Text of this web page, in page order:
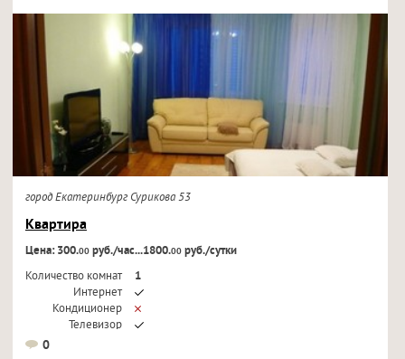
город Екатеринбург Сурикова 53
Квартира
Цена: 300.00руб./час...1800.00руб./сутки
Количество комнат
1
Интернет
Кондиционер
Телевизор
0